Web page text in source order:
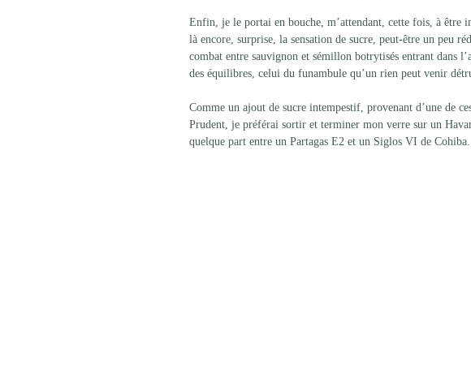
Enfin, je le portai en bouche, m’attendant, cette fois, à être
là encore, surprise, la sensation de sucre, peut-être un peu
combat entre sauvignon et sémillon botrytisés entrant dans
des équilibres, celui du funambule qu’un rien peut venir
Comme un ajout de sucre intempestif, provenant d’une de
Prudent, je préférai sortir et terminer mon verre sur un
quelque part entre un Partagas E2 et un Siglos VI de Cohiba.